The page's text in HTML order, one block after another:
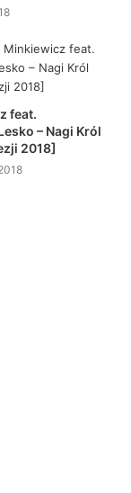
feat.
– Nagi Król
2018]